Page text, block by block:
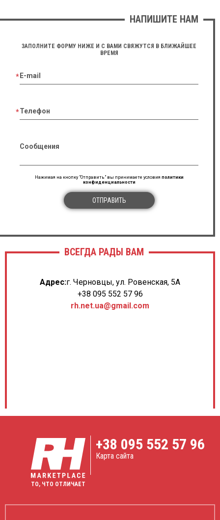
НАПИШИТЕ НАМ
ЗАПОЛНИТЕ ФОРМУ НИЖЕ И С ВАМИ СВЯЖУТСЯ В БЛИЖАЙШЕЕ
ВРЕМЯ
E-mail
Телефон
Сообщения
Нажимая на кнопку "Отправить" вы принимаете условия политики
конфиденциальности
ОТПРАВИТЬ
ВСЕГДА РАДЫ ВАМ
Адрес:г. Черновцы, ул. Ровенская, 5А
+38 095 552 57 96
rh.net.ua@gmail.com
ТО, ЧТО ОТЛИЧАЕТ
+38 095 552 57 96
Карта сайта